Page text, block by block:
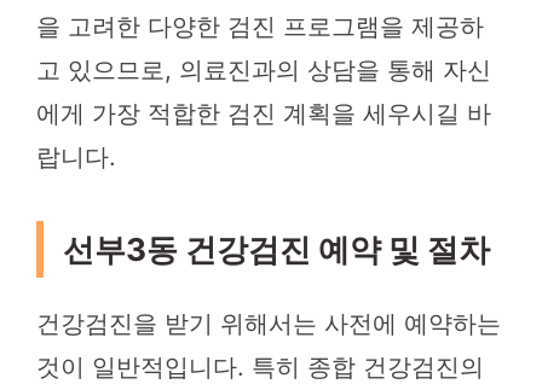
을 고려한 다양한 검진 프로그램을 제공하
고 있으므로, 의료진과의 상담을 통해 자신
에게 가장 적합한 검진 계획을 세우시길 바
랍니다.
선부3동 건강검진 예약 및 절차
건강검진을 받기 위해서는 사전에 예약하는
것이 일반적입니다. 특히 종합 건강검진의